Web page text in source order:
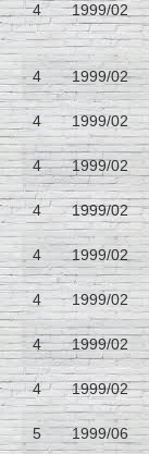
4 1999/02
4 1999/02
4 1999/02
4 1999/02
4 1999/02
4 1999/02
4 1999/02
4 1999/02
4 1999/02
5 1999/06